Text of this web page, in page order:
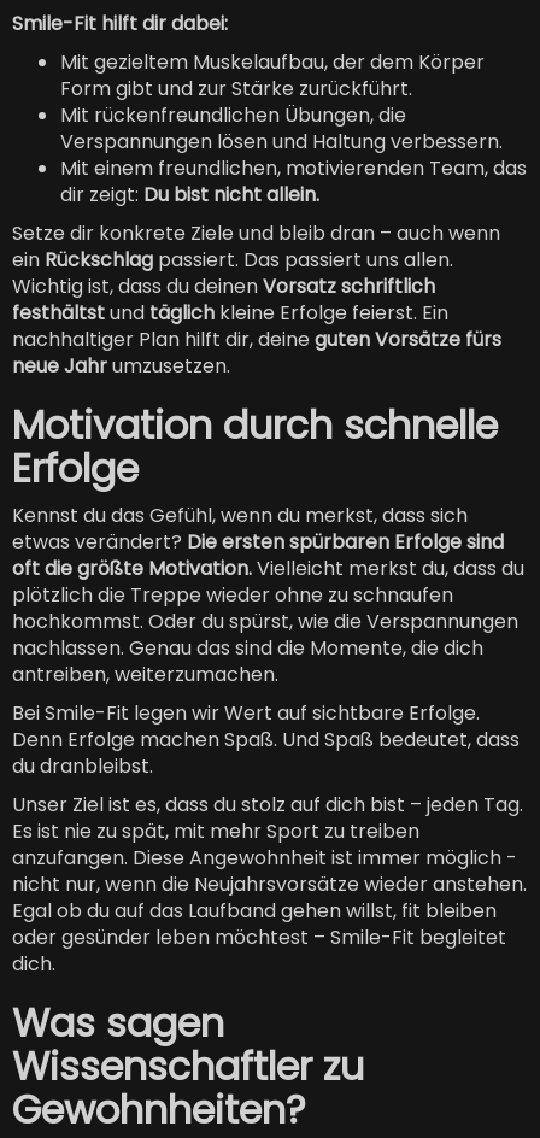
Smile-Fit hilft dir dabei:
Mit gezieltem Muskelaufbau, der dem Körper
Form gibt und zur Stärke zurückführt.
Mit rückenfreundlichen Übungen, die
Verspannungen lösen und Haltung verbessern.
Mit einem freundlichen, motivierenden Team, das
dir zeigt: Du bist nicht allein.
Setze dir konkrete Ziele und bleib dran – auch wenn
ein Rückschlag passiert. Das passiert uns allen.
Wichtig ist, dass du deinenVorsatz schriftlich
festhältstund täglich kleine Erfolge feierst. Ein
nachhaltiger Plan hilft dir, deine guten Vorsätze fürs
neue Jahrumzusetzen.
Motivation durch schnelle
Erfolge
Kennst du das Gefühl, wenn du merkst, dass sich
etwas verändert? Die ersten spürbaren Erfolge sind
oft die größte Motivation.Vielleicht merkst du, dass du
plötzlich die Treppe wieder ohne zu schnaufen
hochkommst. Oder du spürst, wie die Verspannungen
nachlassen. Genau das sind die Momente, die dich
antreiben, weiterzumachen.
Bei Smile-Fit legen wir Wert auf sichtbare Erfolge.
Denn Erfolge machen Spaß. Und Spaß bedeutet, dass
du dranbleibst.
Unser Ziel ist es, dass du stolz auf dich bist – jeden Tag.
Es ist nie zu spät, mit mehr Sport zu treiben
anzufangen. Diese Angewohnheit ist immer möglich -
nicht nur, wenn die Neujahrsvorsätze wieder anstehen.
Egal ob du auf das Laufbandgehen willst, fit bleiben
oder gesünder leben möchtest – Smile-Fit begleitet
dich.
Was sagen
Wissenschaftler zu
Gewohnheiten?